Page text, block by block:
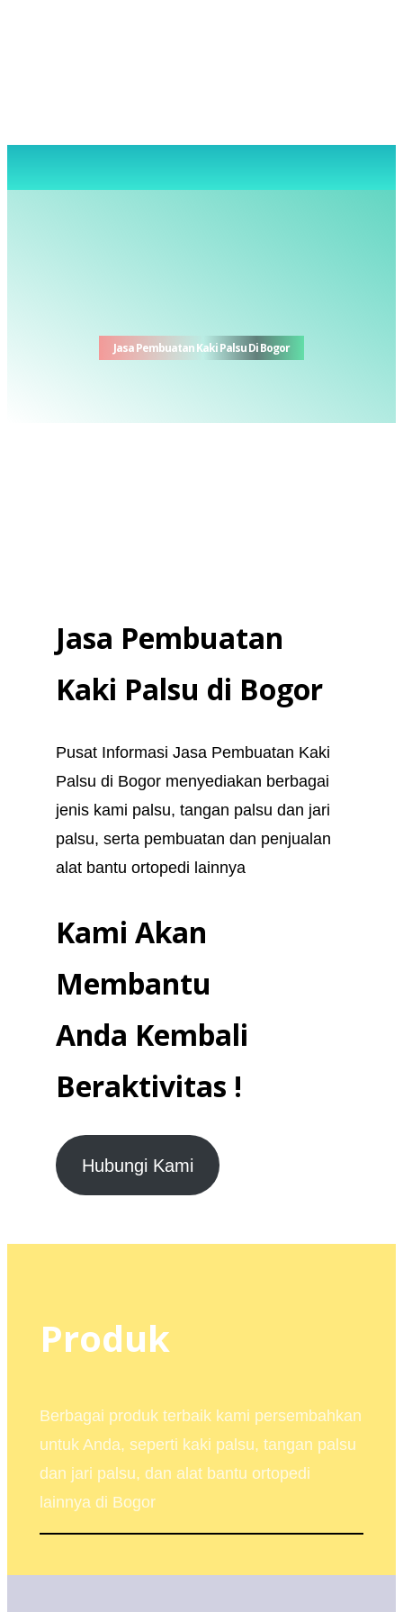
Jasa Pembuatan Kaki Palsu Di Bogor
Jasa Pembuatan
Kaki Palsu di Bogor
Pusat Informasi Jasa Pembuatan Kaki
Palsu di Bogor menyediakan berbagai
jenis kami palsu, tangan palsu dan jari
palsu, serta pembuatan dan penjualan
alat bantu ortopedi lainnya
Kami Akan
Membantu
Anda Kembali
Beraktivitas !
Hubungi Kami
Produk
Berbagai produk terbaik kami persembahkan
untuk Anda, seperti kaki palsu, tangan palsu
dan jari palsu, dan alat bantu ortopedi
lainnya di Bogor